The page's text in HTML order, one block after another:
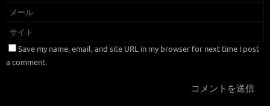
Save my name, email, and site URL in my browser for next time I post
a comment.